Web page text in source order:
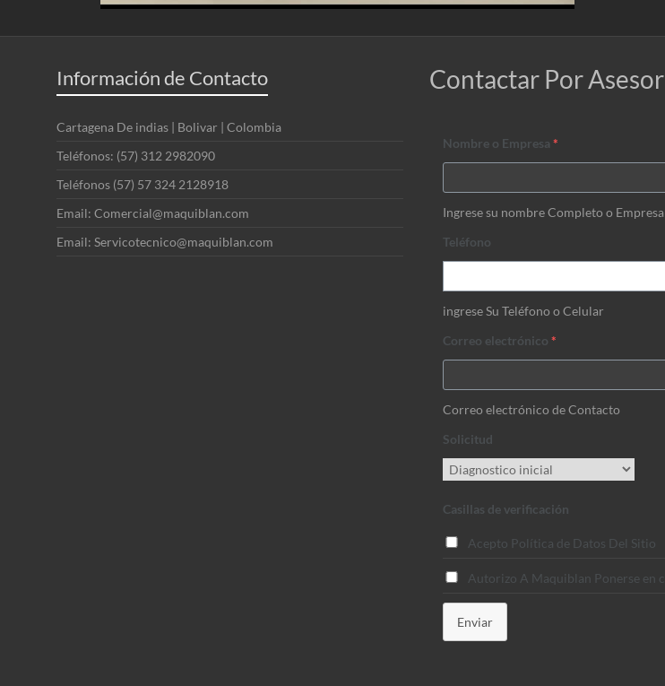
Información de Contacto
Cartagena De indias | Bolivar | Colombia
Teléfonos: (57) 312 2982090
Teléfonos (57) 57 324 2128918
Email: Comercial@maquiblan.com
Email: Servicotecnico@maquiblan.com
Contactar Por Asesor
Nombre o Empresa *
Ingrese su nombre Completo o Empresa
Teléfono
ingrese Su Teléfono o Celular
Correo electrónico *
Correo electrónico de Contacto
Solicitud
Casillas de verificación
Acepto Política de Datos Del Sitio
Autorizo A Maquiblan Ponerse en
Enviar